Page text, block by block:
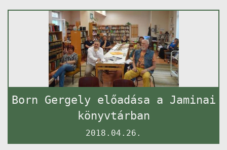
Born Gergely előadása a Jaminai
könyvtárban
2018.04.26.